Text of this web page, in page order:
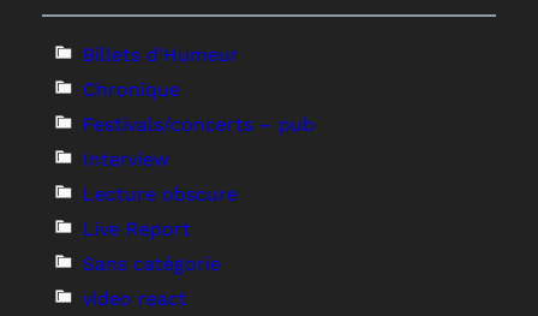
Billets d'Humeur
Chronique
Festivals/concerts – pub
Interview
Lecture obscure
Live Report
Sans catégorie
video react